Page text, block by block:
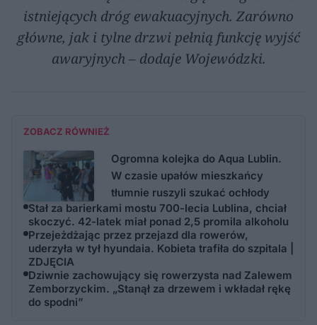
istniejących dróg ewakuacyjnych. Zarówno
główne, jak i tylne drzwi pełnią funkcję wyjść
awaryjnych – dodaje Wojewódzki.
ZOBACZ RÓWNIEŻ
Ogromna kolejka do Aqua Lublin.
W czasie upałów mieszkańcy
tłumnie ruszyli szukać ochłody
Stał za barierkami mostu 700-lecia Lublina, chciał
skoczyć. 42-latek miał ponad 2,5 promila alkoholu
Przejeżdżając przez przejazd dla rowerów,
uderzyła w tył hyundaia. Kobieta trafiła do szpitala |
ZDJĘCIA
Dziwnie zachowujący się rowerzysta nad Zalewem
Zemborzyckim. „Stanął za drzewem i wkładał rękę
do spodni”